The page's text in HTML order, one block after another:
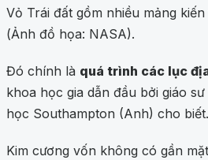
Vỏ Trái đất gồm nhiều mảng
(Ảnh đồ họa: NASA).
Đó chính là quá trình các lục
khoa học gia dẫn đầu bởi giáo
học Southampton (Anh) cho biết.
Kim cương vốn không có gần